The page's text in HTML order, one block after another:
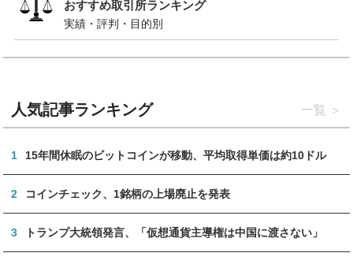
おすすめ取引所ランキング
実績・評判・目的別
人気記事ランキング 一覧
1 15年間休眠のビットコインが移動、平均取得単価は約10ドル
2 コインチェック、1銘柄の上場廃止を発表
3 トランプ大統領発言、「仮想通貨主導権は中国に渡さない」